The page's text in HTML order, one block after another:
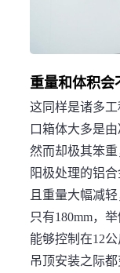
重量和体积会
这同样是诸多
口箱体大多是
然而却极其笨
阳极处理的铝
且重量大幅减
只有180mm，
能够控制在12
吊顶安装之际